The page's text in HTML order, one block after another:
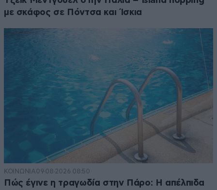
με σκάφος σε Πόντσα και Ίσκια
ΚΟΙΝΩΝΙΑ09·08·2026 08:50
Πώς έγινε η τραγωδία στην Πάρο: Η απέλπιδα